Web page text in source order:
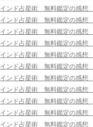
インド占星術 無料鑑定の感想
インド占星術 無料鑑定の感想
インド占星術 無料鑑定の感想
インド占星術 無料鑑定の感想
インド占星術 無料鑑定の感想
インド占星術 無料鑑定の感想
インド占星術 無料鑑定の感想
インド占星術 無料鑑定の感想
インド占星術 無料鑑定の感想
インド占星術 無料鑑定の感想
インド占星術 無料鑑定の感想